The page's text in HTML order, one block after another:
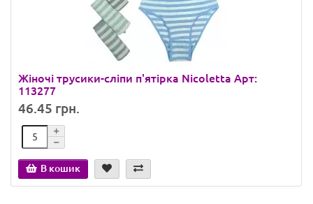
Жіночі трусики-сліпи п'ятірка Nicoletta Арт:
113277
46.45 грн.
В кошик